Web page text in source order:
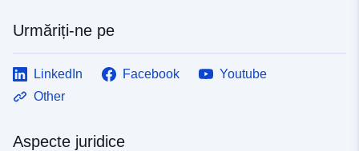
Urmăriți-ne pe
LinkedIn Facebook
Youtube
Other
Aspecte juridice